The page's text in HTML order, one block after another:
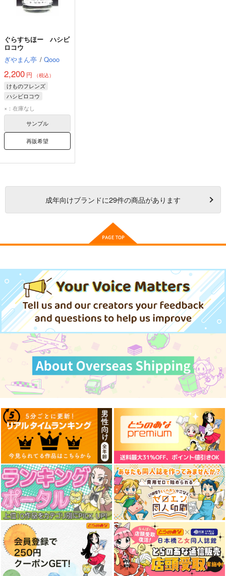
ぐらすちほー ハシビ
ロコウ
ぎやまん亭 / Qooo
2,200 円 （税込）
けものフレンズ
ハシビロコウ
×：在庫なし
サンプル
再販希望
成年向けブランドに29件の商品があります